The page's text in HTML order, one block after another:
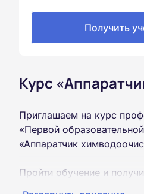
Получить
Курс
Приглашаем на курс
«Первой
«Аппаратчик
Пройти обучение и